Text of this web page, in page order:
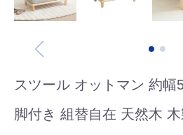
スツール オットマン 約幅
脚付き 組替自在 天然木